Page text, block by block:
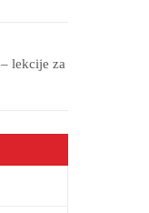
lekcije za